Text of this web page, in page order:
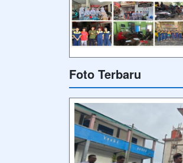
Pembelajaran Di SMK
Belik
Video Terbaru